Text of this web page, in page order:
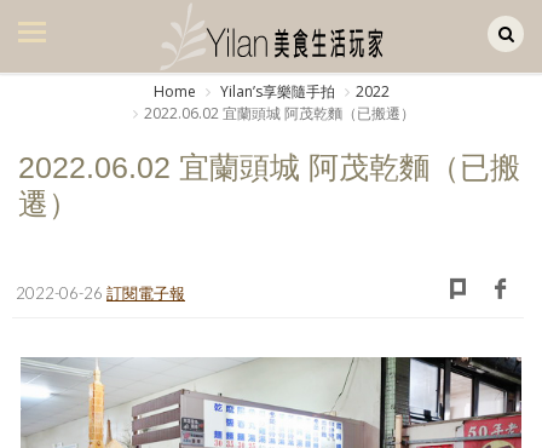
美食集
廚房集
旅遊集
書房集
日記簿
Home Yilanʼs享樂隨手拍
2022
2022.06.02 宜蘭頭城 阿茂乾麵（已搬遷）
2022.06.02 宜蘭頭城 阿茂乾麵（已搬
遷）
2022-06-26 訂閱電子報